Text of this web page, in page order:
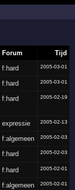
Forum
Tijd
f:hard 2005-03-01
f:hard 2005-03-01
f:hard 2005-02-19
expressie 2005-02-13
f:algemeen 2005-02-03
f:hard 2005-02-03
f:hard 2005-02-01
f:algemeen 2005-02-01